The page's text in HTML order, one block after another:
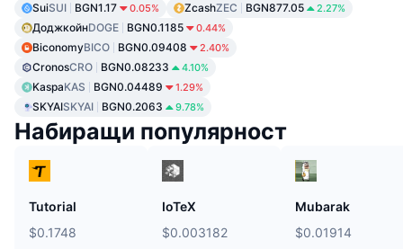
SuiSUI BGN1.17 0.05% ZcashZEC BGN877.05 2.27%
ДоджкойнDOGE BGN0.1185 0.44%
BiconomyBICO BGN0.09408 2.40%
CronosCRO BGN0.08233 4.10%
KaspaKAS BGN0.04489 1.29%
SKYAISKYAI BGN0.2063 9.78%
Набиращи популярност
Tutorial
$0.1748
IoTeX
$0.003182
Mubarak
$0.01914